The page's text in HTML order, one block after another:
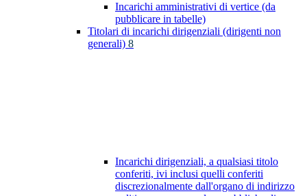
Incarichi amministrativi di vertice (da
pubblicare in tabelle)
Titolari di incarichi dirigenziali (dirigenti non
generali) 8
Incarichi dirigenziali, a qualsiasi titolo
conferiti, ivi inclusi quelli conferiti
discrezionalmente dall'organo di indirizzo